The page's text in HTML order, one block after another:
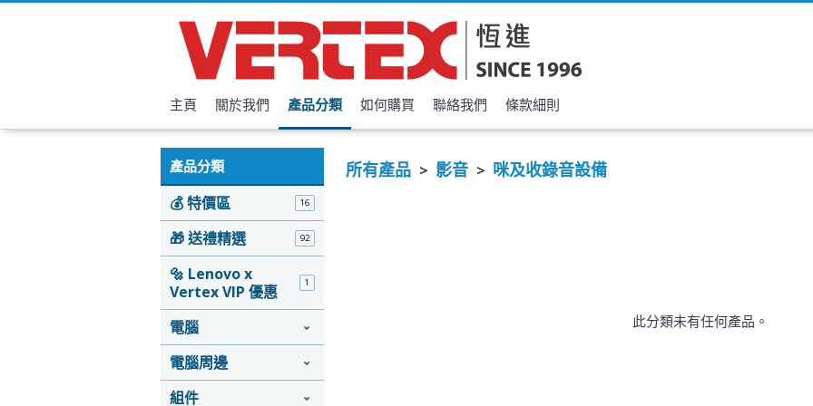
主頁 關於我們 產品分類 如何購買 聯絡我們 條款細則
產品分類
💰 特價區 16
🎁 送禮精選 92
🔩 Lenovo x
Vertex VIP 優惠
1
電腦
電腦周邊
組件
所有產品 > 影音 > 咪及收錄音設備
此分類未有任何產品。